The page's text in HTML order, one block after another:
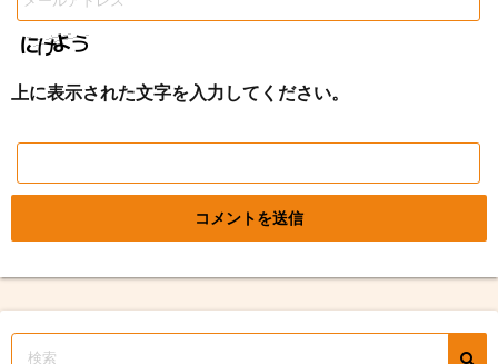
上に表示された文字を入力してください。